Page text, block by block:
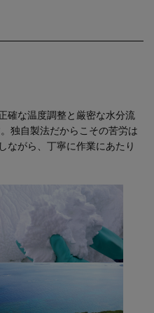
確な温度調整と厳密な水分流
独自製法だからこその苦労は
ながら、丁寧に作業にあたり